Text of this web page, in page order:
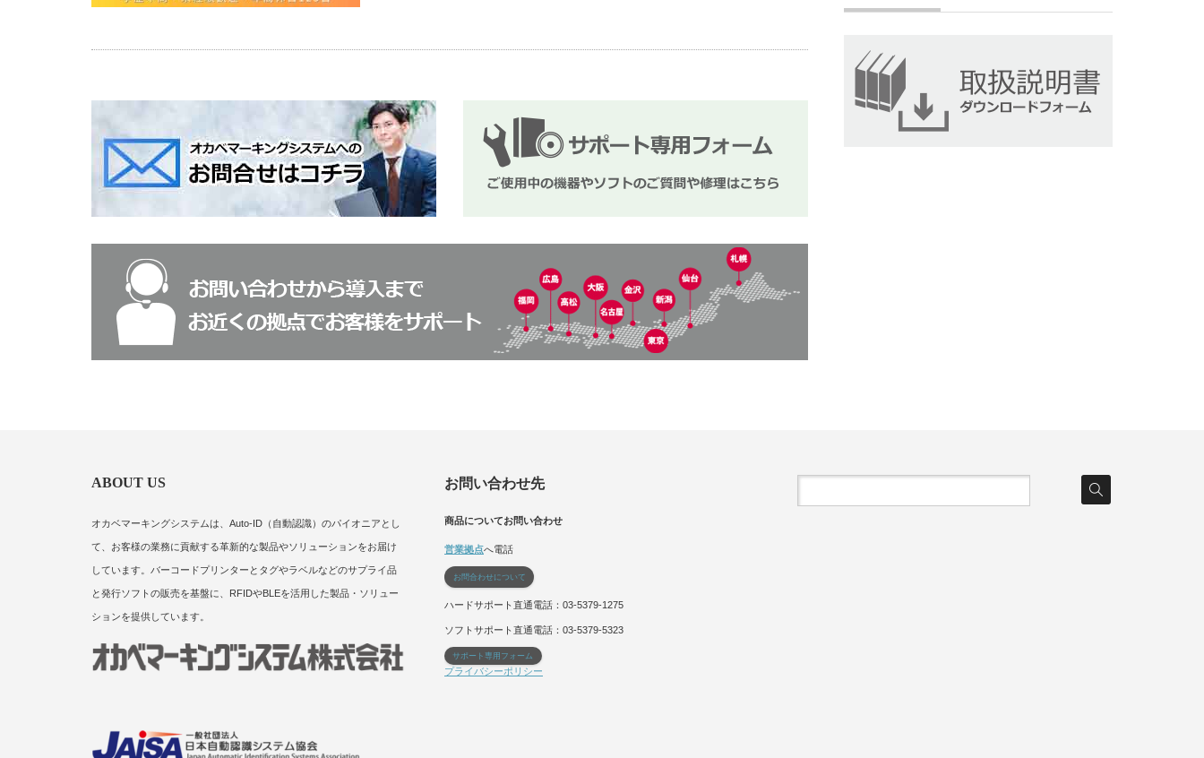
ABOUT US
オカベマーキングシステムは、Auto-ID（自動認識）のパイオニアとし
て、お客様の業務に貢献する革新的な製品やソリューションをお届け
しています。バーコードプリンターとタグやラベルなどのサプライ品
と発行ソフトの販売を基盤に、RFIDやBLEを活用した製品・ソリュー
ションを提供しています。
お問い合わせ先
商品についてお問い合わせ
営業拠点へ電話
お問合わせについて
ハードサポート直通電話：03-5379-1275
ソフトサポート直通電話：03-5379-5323
サポート専用フォーム
プライバシーポリシー